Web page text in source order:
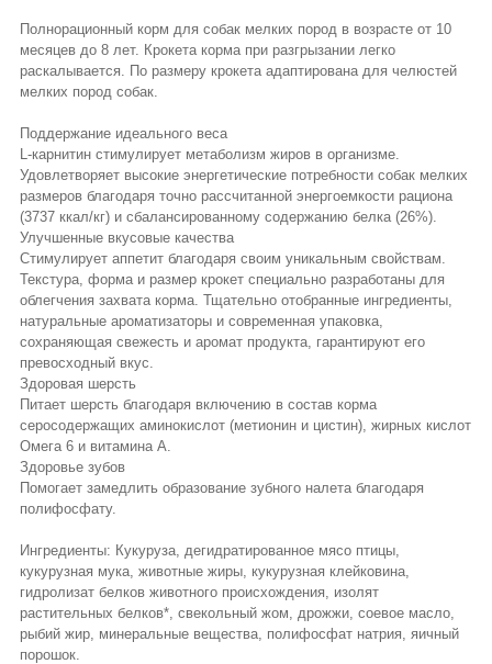
Полнорационный корм для собак мелких пород в возрасте от 10
месяцев до 8 лет. Крокета корма при разгрызании легко
раскалывается. По размеру крокета адаптирована для челюстей
мелких пород собак.
Поддержание идеального веса
L-карнитин стимулирует метаболизм жиров в организме.
Удовлетворяет высокие энергетические потребности собак мелких
размеров благодаря точно рассчитанной энергоемкости рациона
(3737 ккал/кг) и сбалансированному содержанию белка (26%).
Улучшенные вкусовые качества
Стимулирует аппетит благодаря своим уникальным свойствам.
Текстура, форма и размер крокет специально разработаны для
облегчения захвата корма. Тщательно отобранные ингредиенты,
натуральные ароматизаторы и современная упаковка,
сохраняющая свежесть и аромат продукта, гарантируют его
превосходный вкус.
Здоровая шерсть
Питает шерсть благодаря включению в состав корма
серосодержащих аминокислот (метионин и цистин), жирных кислот
Омега 6 и витамина А.
Здоровье зубов
Помогает замедлить образование зубного налета благодаря
полифосфату.
Ингредиенты: Кукуруза, дегидратированное мясо птицы,
кукурузная мука, животные жиры, кукурузная клейковина,
гидролизат белков животного происхождения, изолят
растительных белков*, свекольный жом, дрожжи, соевое масло,
рыбий жир, минеральные вещества, полифосфат натрия, яичный
порошок.